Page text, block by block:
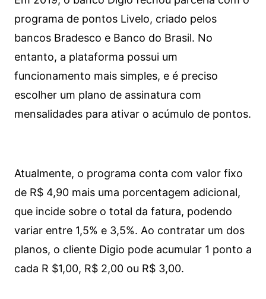
programa de pontos Livelo, criado pelos
bancos Bradesco e Banco do Brasil. No
entanto, a plataforma possui um
funcionamento mais simples, e é preciso
escolher um plano de assinatura com
mensalidades para ativar o acúmulo de pontos.
Atualmente, o programa conta com valor fixo
de R$ 4,90 mais uma porcentagem adicional,
que incide sobre o total da fatura, podendo
variar entre 1,5% e 3,5%. Ao contratar um dos
planos, o cliente Digio pode acumular 1 ponto a
cada R $1,00, R$ 2,00 ou R$ 3,00.